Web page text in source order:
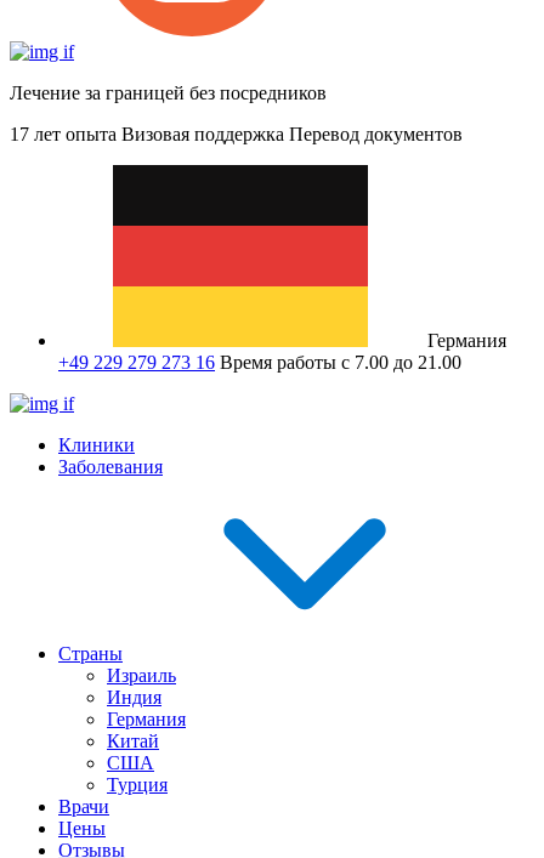
Лечение за границей без посредников
17 лет опыта Визовая поддержка Перевод документов
Германия
+49 229 279 273 16 Время работы с 7.00 до 21.00
Клиники
Заболевания
Страны
Израиль
Индия
Германия
Китай
США
Турция
Врачи
Цены
Отзывы